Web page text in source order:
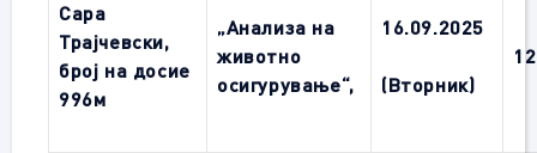
Сара
Трајчевски,
број на досие
996м
„Анализа на
животно
осигурување“,
16.09.2025
(Вторник)